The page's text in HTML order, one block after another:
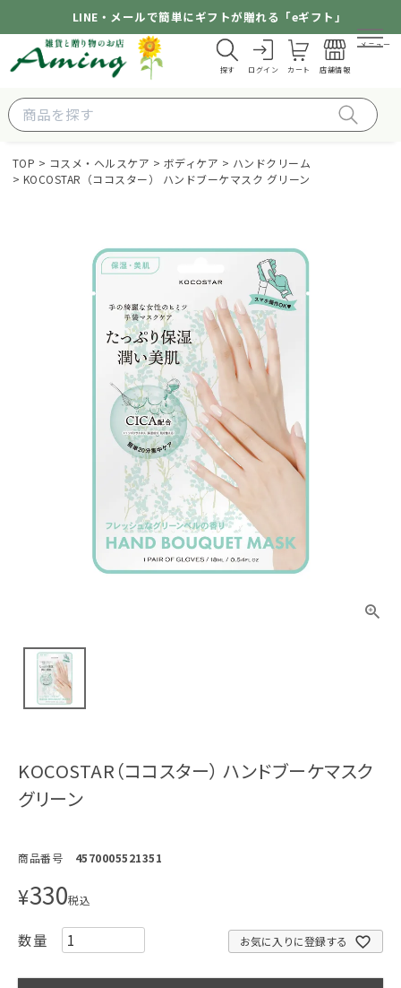
LINE・メールで簡単にギフトが贈れる「eギフト」
探す ログイン カート 店舗情報
メニュー
TOP コスメ・ヘルスケア ボディケア
ハンドクリーム
KOCOSTAR（ココスター） ハンドブーケマスク グリーン
KOCOSTAR（ココスター） ハンドブーケマスク
グリーン
商品番号 4570005521351
¥330税込
お気に入りに登録する